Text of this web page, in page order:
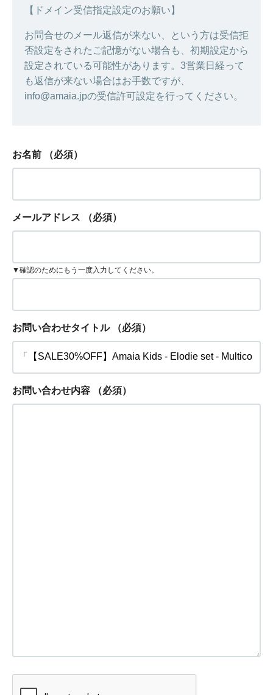
【ドメイン受信指定設定のお願い】
お問合せのメール返信が来ない、という方は受信拒
否設定をされたご記憶がない場合も、初期設定から
設定されている可能性があります。3営業日経って
も返信が来ない場合はお手数ですが、
info@amaia.jpの受信許可設定を行ってください。
お名前 （必須）
メールアドレス （必須）
▼確認のためにもう一度入力してください。
お問い合わせタイトル （必須）
お問い合わせ内容 （必須）